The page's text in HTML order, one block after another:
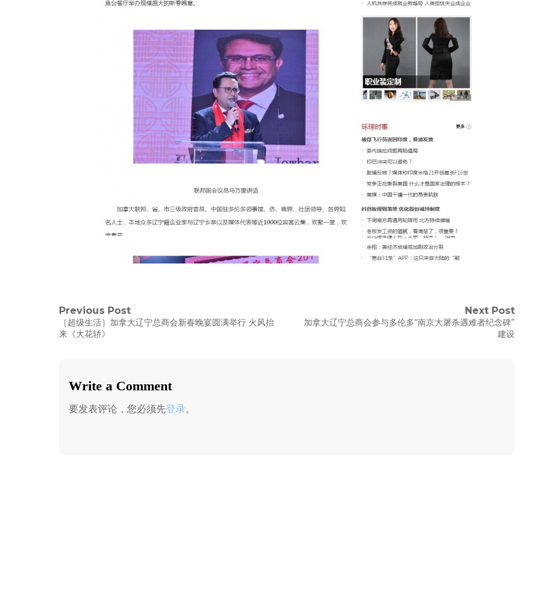
文
章
航
Previous Post
Previous
post:
［超级生活］加拿大辽宁总商会新春晚宴圆满举行 火风抬
来《大花轿》
Next Post
Next
加拿大辽宁总商会参与多伦多“南京大屠杀遇难者纪念碑”
建设
Write a Comment
要发表评论，您必须先登录。